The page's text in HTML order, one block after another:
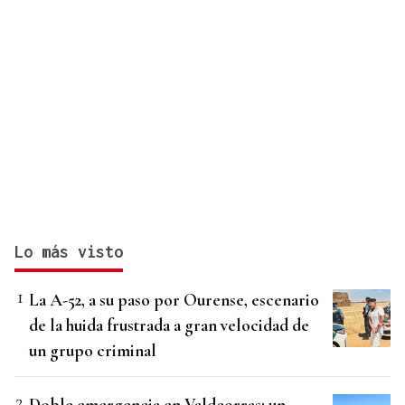
Lo más visto
La A-52, a su paso por Ourense, escenario
de la huida frustrada a gran velocidad de
un grupo criminal